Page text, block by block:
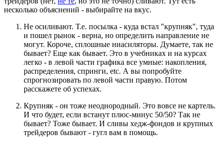
несколько объяснений - выбирайте на вкус.
Не осиливают. Т.е. посылка - куда встал "крупняк", туда
и пошел рынок - верна, но определить направление не
могут. Короче, сплошные ниасиляторы. Думаете, так не
бывает? Еще как бывает. Это в учебниках и на курсах
легко - в левой части графика все умные: накопления,
распределения, спринги, etc. А вы попробуйте
спрогнозировать по левой части правую. Потом
расскажете об успехах.
Крупняк - он тоже неоднородный. Это вовсе не картель.
И что будет, если встанут плюс-минус 50/50? Так не
бывает? Тоже бывает. И сливы хедж-фондов и крупных
трейдеров бывают - гугл вам в помощь.